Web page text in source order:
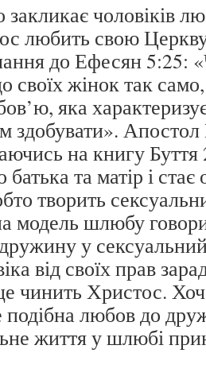
чоловіків
любить свою
до Ефесян 5:25:
своїх жінок так
яка
здобувати». Апостол
на книгу Буття
та матір і
творить
модель шлюбу
у
від своїх прав
чинить Христос.
подібна любов до
життя у шлюбі